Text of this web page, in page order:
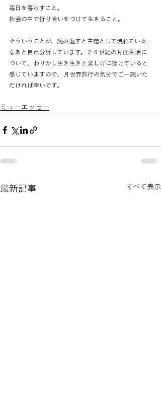
毎日を暮らすこと。
社会の中で折り合いをつけて生きること。
そういうことが、読み返すと主題として現れている
なあと自己分析しています。２４世紀の月面生活に
ついて、わりかし生き生きと楽しげに描けていると
感じていますので、月世界旅行の気分でご一読いた
だければ幸いです。
ミューエッセー
最新記事 すべて表示